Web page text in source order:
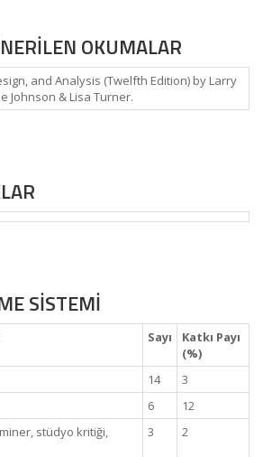
OKUMALAR
and Analysis (Twelfth Edition) by Larry
Johnson & Lisa Turner.
SİSTEMİ
Sayı
Katkı Payı
(%)
14
3
6
12
stüdyo kritiği,
3 2